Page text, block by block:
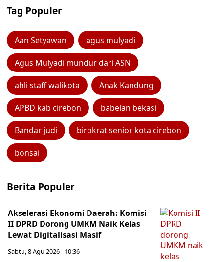
Tag Populer
Aan Setyawan agus mulyadi
Agus Mulyadi mundur dari ASN
ahli staff walikota Anak Kandung
APBD kab cirebon babelan bekasi
Bandar judi birokrat senior kota cirebon
bonsai
Berita Populer
Akselerasi Ekonomi Daerah: Komisi
II DPRD Dorong UMKM Naik Kelas
Lewat Digitalisasi Masif
Sabtu, 8 Agu 2026 - 10:36